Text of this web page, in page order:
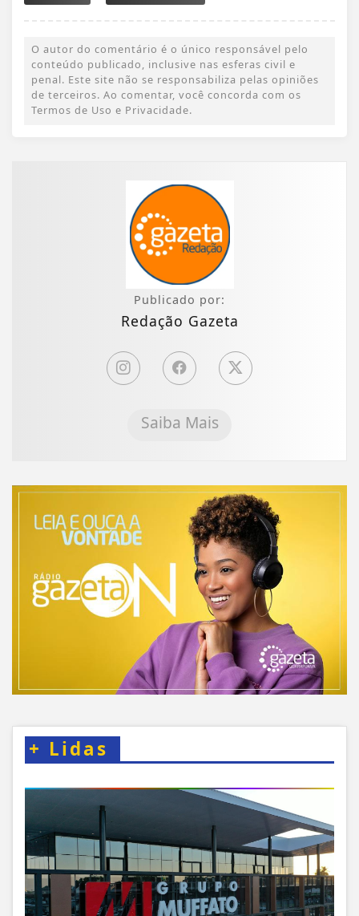
O autor do comentário é o único responsável pelo
conteúdo publicado, inclusive nas esferas civil e
penal. Este site não se responsabiliza pelas opiniões
de terceiros. Ao comentar, você concorda com os
Termos de Uso e Privacidade.
Publicado por:
Redação Gazeta
Saiba Mais
+ Lidas